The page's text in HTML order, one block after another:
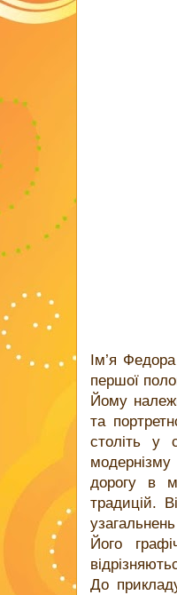
Ім’я
першої
Йому
та
століть у
дорогу в
традицій.
Його
До